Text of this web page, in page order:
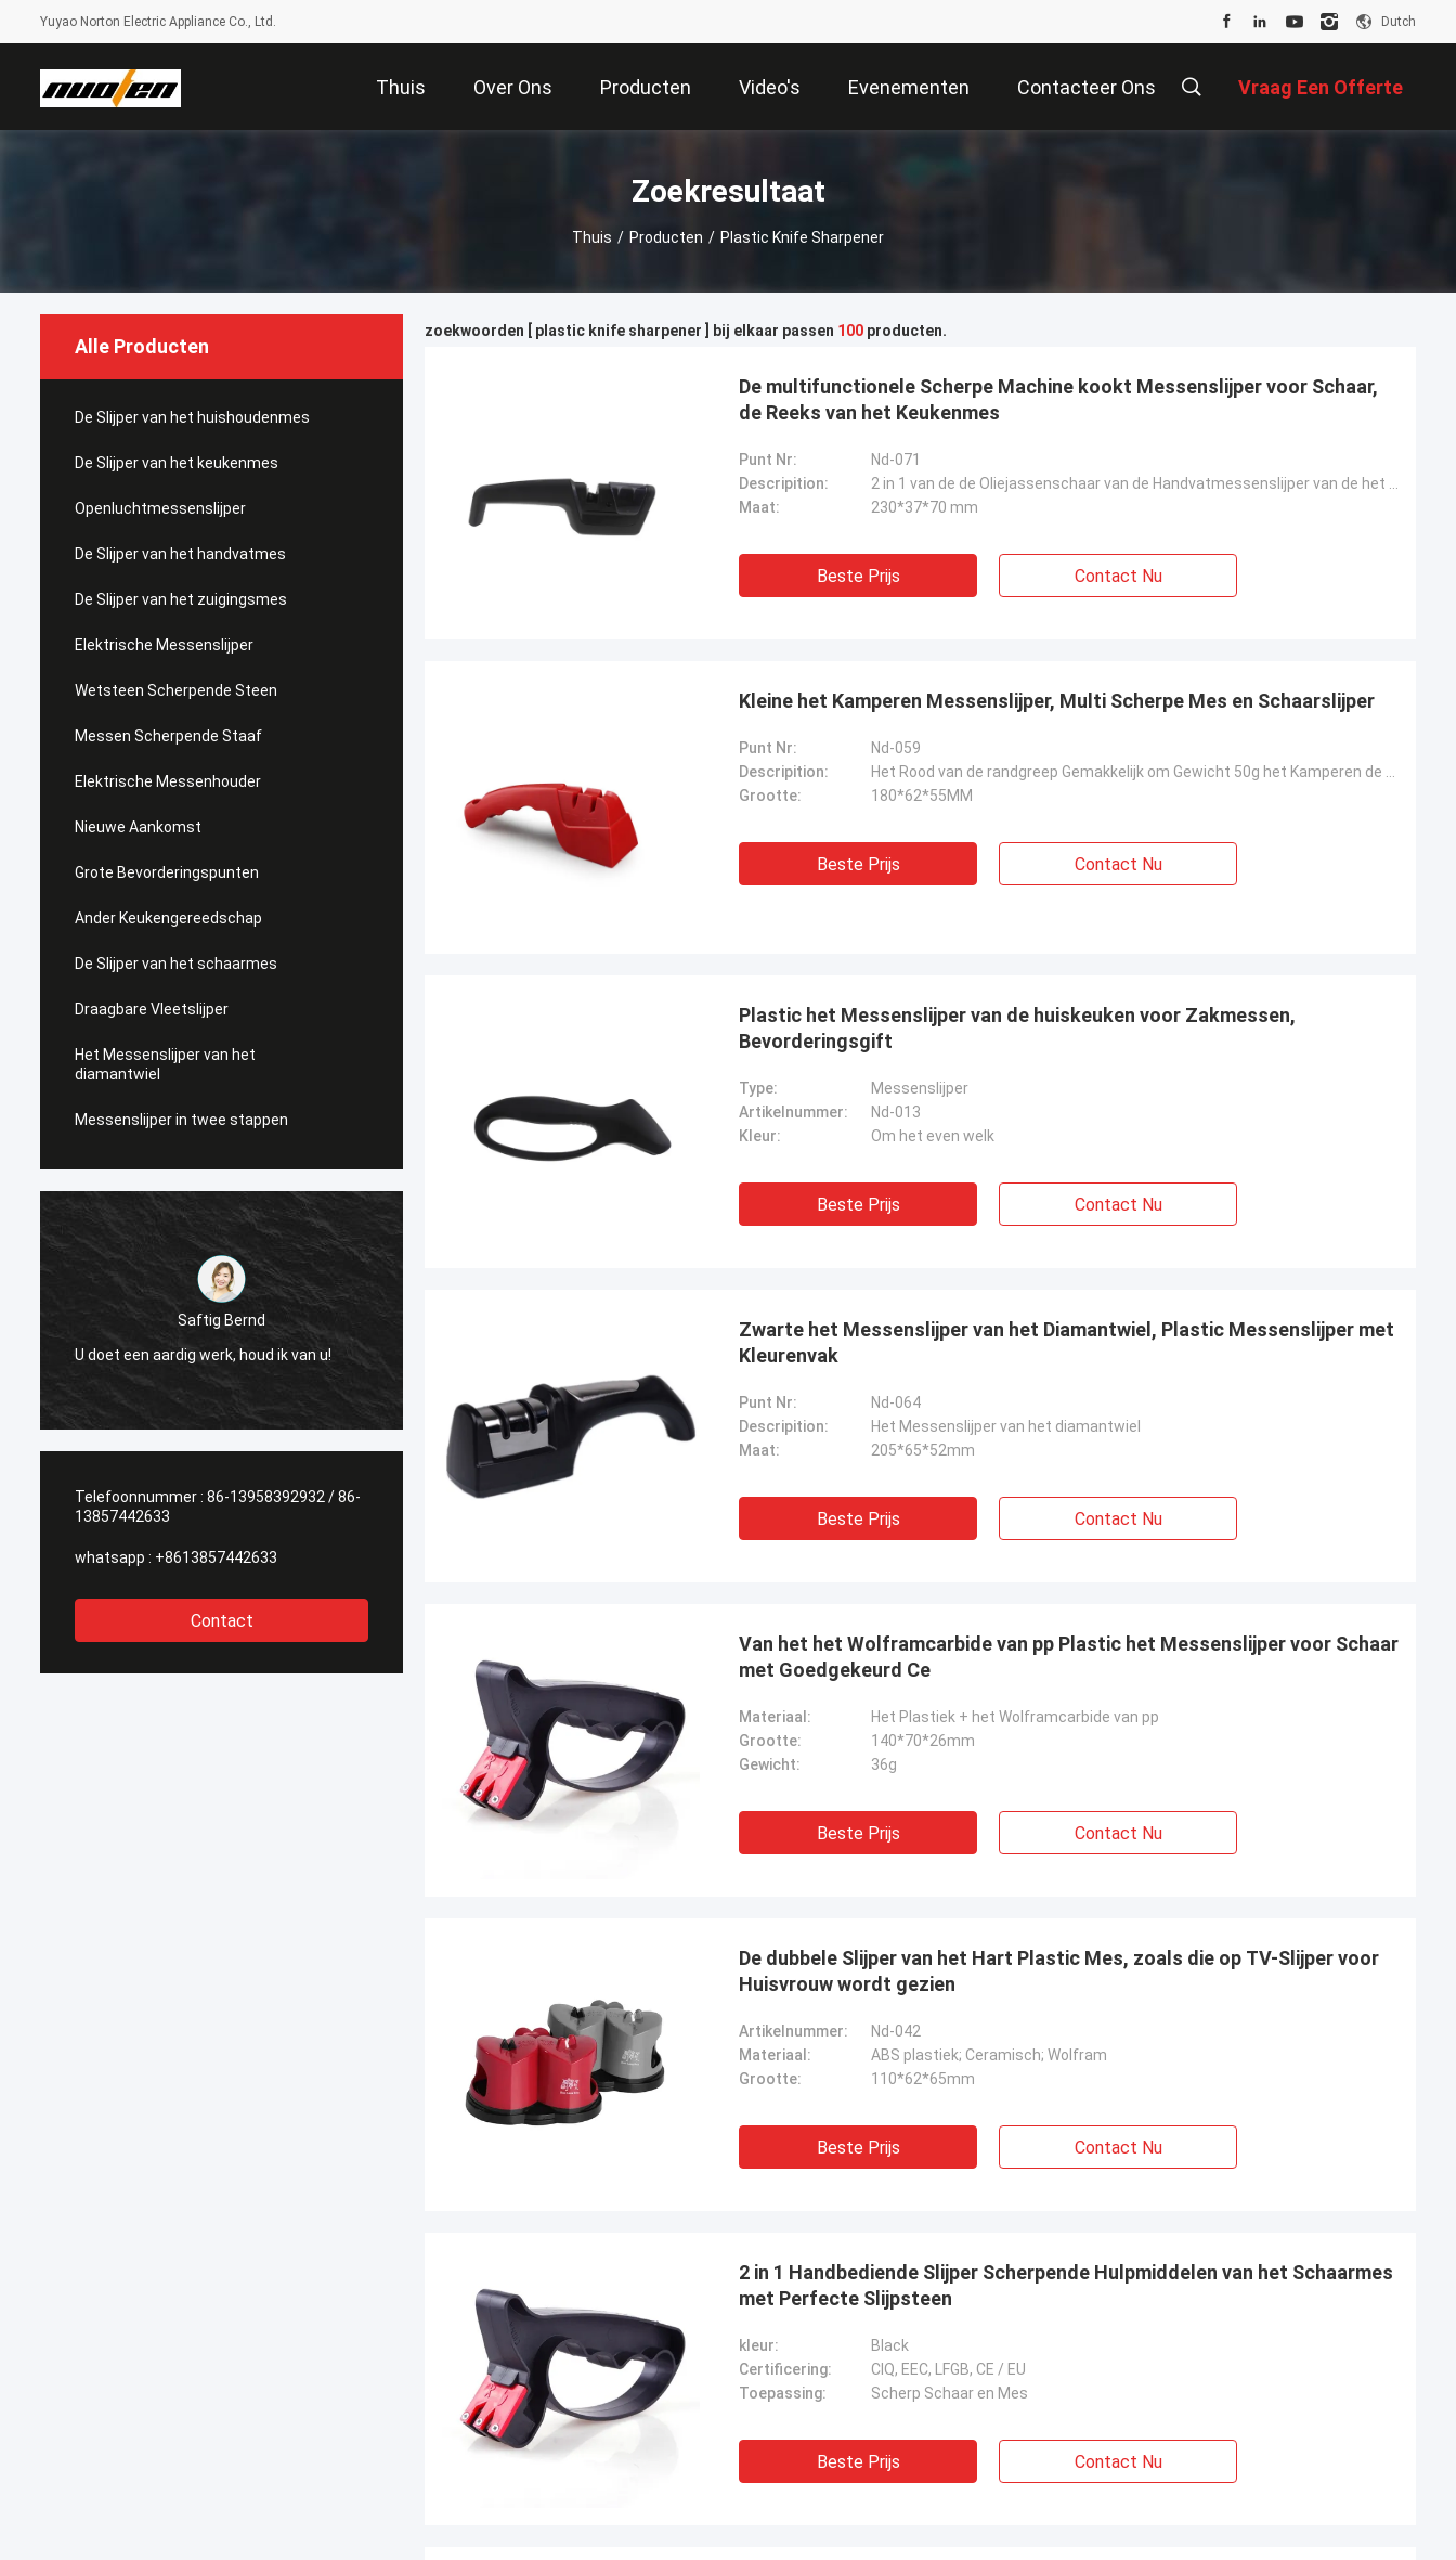
Yuyao Norton Electric Appliance Co., Ltd. Dutch
Thuis Over Ons Producten Video's Evenementen Contacteer Ons Vraag Een Offerte
Zoekresultaat
Thuis / Producten / Plastic Knife Sharpener
Alle Producten
De Slijper van het huishoudenmes
De Slijper van het keukenmes
Openluchtmessenslijper
De Slijper van het handvatmes
De Slijper van het zuigingsmes
Elektrische Messenslijper
Wetsteen Scherpende Steen
Messen Scherpende Staaf
Elektrische Messenhouder
Nieuwe Aankomst
Grote Bevorderingspunten
Ander Keukengereedschap
De Slijper van het schaarmes
Draagbare Vleetslijper
Het Messenslijper van het
diamantwiel
Messenslijper in twee stappen
Saftig Bernd
U doet een aardig werk, houd ik van u!
Telefoonnummer : 86-13958392932 / 86-
13857442633
whatsapp : +8613857442633
Contact
zoekwoorden [ plastic knife sharpener ] bij elkaar passen 100 producten.
De multifunctionele Scherpe Machine kookt Messenslijper voor Schaar,
de Reeks van het Keukenmes
Punt Nr:
Nd-071
Descripition:
Maat:
230*37*70 mm
Beste Prijs Contact Nu
Kleine het Kamperen Messenslijper, Multi Scherpe Mes en Schaarslijper
Punt Nr:
Nd-059
Descripition:
Grootte:
180*62*55MM
Beste Prijs Contact Nu
Plastic het Messenslijper van de huiskeuken voor Zakmessen,
Bevorderingsgift
Type:
Messenslijper
Artikelnummer:
Nd-013
Kleur:
Om het even welk
Beste Prijs Contact Nu
Zwarte het Messenslijper van het Diamantwiel, Plastic Messenslijper met
Kleurenvak
Punt Nr:
Nd-064
Descripition:
Het Messenslijper van het diamantwiel
Maat:
205*65*52mm
Beste Prijs Contact Nu
Van het het Wolframcarbide van pp Plastic het Messenslijper voor Schaar
met Goedgekeurd Ce
Materiaal:
Het Plastiek + het Wolframcarbide van pp
Grootte:
140*70*26mm
Gewicht:
36g
Beste Prijs Contact Nu
De dubbele Slijper van het Hart Plastic Mes, zoals die op TV-Slijper voor
Huisvrouw wordt gezien
Artikelnummer:
Nd-042
Materiaal:
ABS plastiek; Ceramisch; Wolfram
Grootte:
110*62*65mm
Beste Prijs Contact Nu
2 in 1 Handbediende Slijper Scherpende Hulpmiddelen van het Schaarmes
met Perfecte Slijpsteen
kleur:
Black
Certificering:
CIQ, EEC, LFGB, CE / EU
Toepassing:
Scherp Schaar en Mes
Beste Prijs Contact Nu